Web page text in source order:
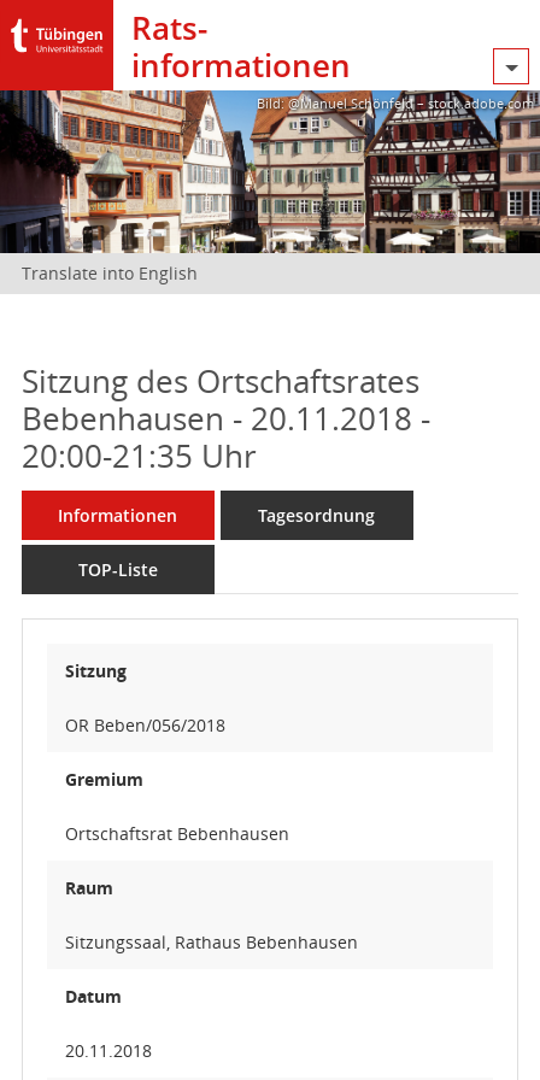
Rats­
informationen
Bild: @Manuel Schönfeld – stock.adobe.com
Translate into English
Sitzung des Ortschaftsrates
Bebenhausen - 20.11.2018 -
20:00-21:35 Uhr
Informationen Tagesordnung
TOP-Liste
Sitzung
OR Beben/056/2018
Gremium
Ortschaftsrat Bebenhausen
Raum
Sitzungssaal, Rathaus Bebenhausen
Datum
20.11.2018